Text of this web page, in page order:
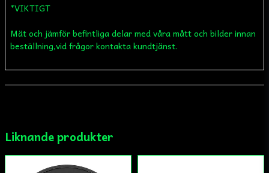
name
Namn
email
Ja, ni får publicera min fråga
*VIKTIGT
Mät och jämför befintliga delar med våra mått och bilder innan
beställning,vid frågor kontakta kundtjänst.
Liknande produkter